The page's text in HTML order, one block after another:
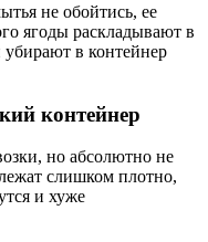
не обойтись, ее
ягоды раскладывают в
в контейнер
контейнер
но абсолютно не
слишком плотно,
и хуже